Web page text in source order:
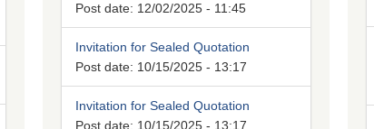
Post date: 12/02/2025 - 11:45
Invitation for Sealed Quotation
Post date: 10/15/2025 - 13:17
Invitation for Sealed Quotation
Post date: 10/15/2025 - 13:17